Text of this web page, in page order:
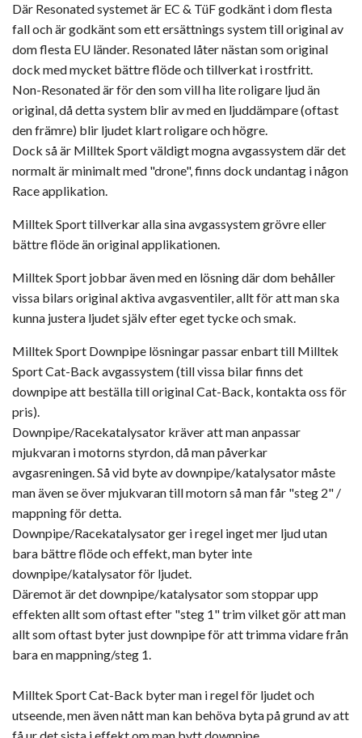
Där Resonated systemet är EC & TüF godkänt i dom flesta
fall och är godkänt som ett ersättnings system till original av
dom flesta EU länder. Resonated låter nästan som original
dock med mycket bättre flöde och tillverkat i rostfritt.
Non-Resonated är för den som vill ha lite roligare ljud än
original, då detta system blir av med en ljuddämpare (oftast
den främre) blir ljudet klart roligare och högre.
Dock så är Milltek Sport väldigt mogna avgassystem där det
normalt är minimalt med "drone", finns dock undantag i någon
Race applikation.
Milltek Sport tillverkar alla sina avgassystem grövre eller
bättre flöde än original applikationen.
Milltek Sport jobbar även med en lösning där dom behåller
vissa bilars original aktiva avgasventiler, allt för att man ska
kunna justera ljudet själv efter eget tycke och smak.
Milltek Sport Downpipe lösningar passar enbart till Milltek
Sport Cat-Back avgassystem (till vissa bilar finns det
downpipe att beställa till original Cat-Back, kontakta oss för
pris).
Downpipe/Racekatalysator kräver att man anpassar
mjukvaran i motorns styrdon, då man påverkar
avgasreningen. Så vid byte av downpipe/katalysator måste
man även se över mjukvaran till motorn så man får "steg 2" /
mappning för detta.
Downpipe/Racekatalysator ger i regel inget mer ljud utan
bara bättre flöde och effekt, man byter inte
downpipe/katalysator för ljudet.
Däremot är det downpipe/katalysator som stoppar upp
effekten allt som oftast efter "steg 1" trim vilket gör att man
allt som oftast byter just downpipe för att trimma vidare från
bara en mappning/steg 1.
Milltek Sport Cat-Back byter man i regel för ljudet och
utseende, men även nått man kan behöva byta på grund av att